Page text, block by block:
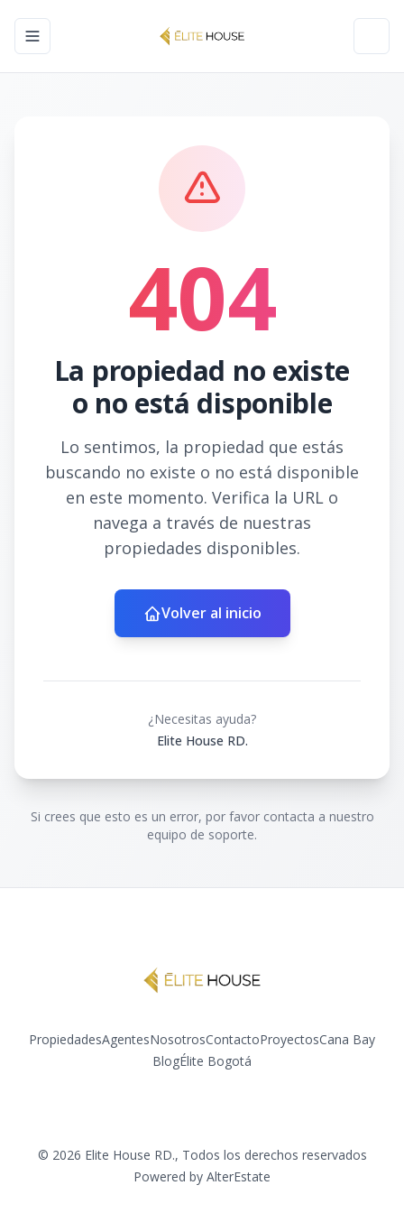
Toggle navigation menu
404
La propiedad no existe
o no está disponible
Lo sentimos, la propiedad que estás
buscando no existe o no está disponible
en este momento. Verifica la URL o
navega a través de nuestras
propiedades disponibles.
Volver al inicio
¿Necesitas ayuda?
Elite House RD.
Si crees que esto es un error, por favor contacta a nuestro
equipo de soporte.
PropiedadesAgentesNosotrosContactoProyectosCana Bay
BlogÉlite Bogotá
© 2026 Elite House RD., Todos los derechos reservados
Powered by AlterEstate